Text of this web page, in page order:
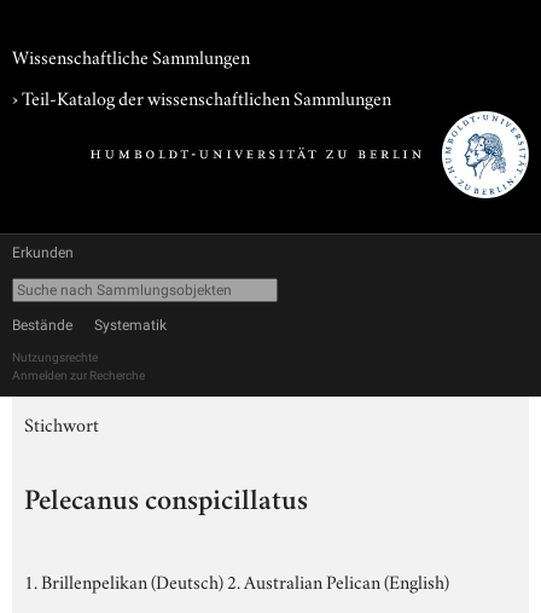
Wissenschaftliche Sammlungen
› Teil-Katalog der wissenschaftlichen Sammlungen
Erkunden
Bestände Systematik
Nutzungsrechte
Anmelden zur Recherche
Stichwort
Pelecanus conspicillatus
1. Brillenpelikan (Deutsch) 2. Australian Pelican (English)